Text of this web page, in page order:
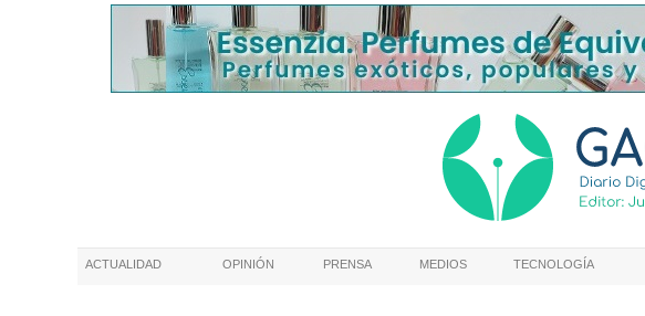
ACTUALIDAD OPINIÓN PRENSA MEDIOS TECNOLOGÍA